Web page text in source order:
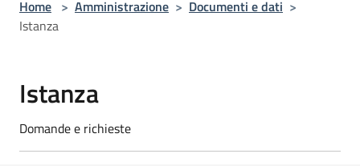
Home > Amministrazione > Documenti e dati >
Istanza
Istanza
Domande e richieste